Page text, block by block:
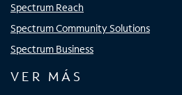
Spectrum Reach
Spectrum Community Solutions
Spectrum Business
VER MÁS